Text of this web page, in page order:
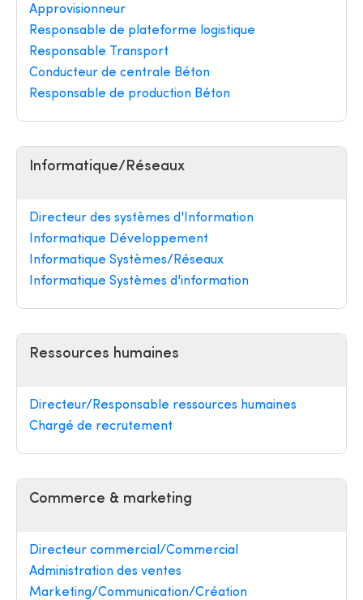
Approvisionneur
Responsable de plateforme logistique
Responsable Transport
Conducteur de centrale Béton
Responsable de production Béton
Informatique/Réseaux
Directeur des systèmes d'Information
Informatique Développement
Informatique Systèmes/Réseaux
Informatique Systèmes d'information
Ressources humaines
Directeur/Responsable ressources humaines
Chargé de recrutement
Commerce & marketing
Directeur commercial/Commercial
Administration des ventes
Marketing/Communication/Création